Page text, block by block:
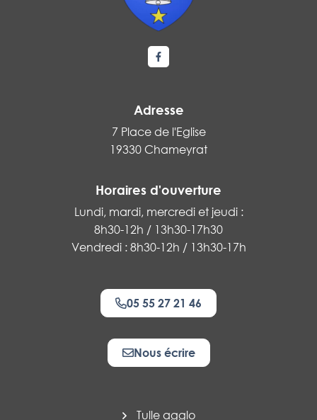
Lien vers le compte Facebook
Adresse
7 Place de l'Eglise
19330 Chameyrat
Horaires d'ouverture
Lundi, mardi, mercredi et jeudi :
8h30-12h / 13h30-17h30
Vendredi : 8h30-12h / 13h30-17h
05 55 27 21 46
Nous écrire
Tulle agglo